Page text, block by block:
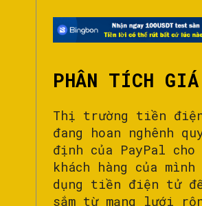
PHÂN TÍCH
Thị trường tiền
đang hoan nghênh
định của PayPal cho
khách hàng của mình
dụng tiền điện tử để
sắm từ mạng lưới